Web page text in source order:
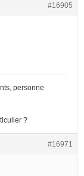
#16905
personne
?
#16971